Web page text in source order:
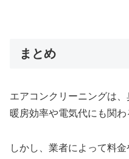
まとめ
エアコンクリーニングは
暖房効率や電気代にも関わ
しかし、業者によって料